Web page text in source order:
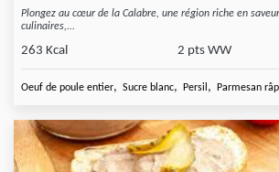
Plongez au cœur de la Calabre, une région riche en
culinaires,...
263 Kcal 2 pts WW
Oeuf de poule entier, Sucre blanc, Persil , Parmesan